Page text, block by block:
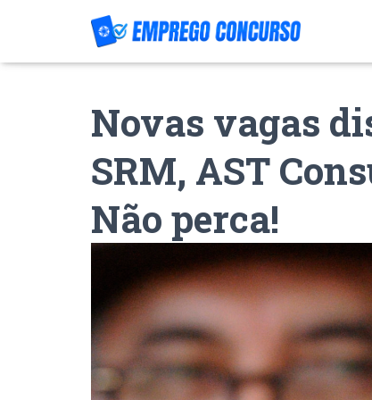
Novas vagas
SRM, AST
Não perca!